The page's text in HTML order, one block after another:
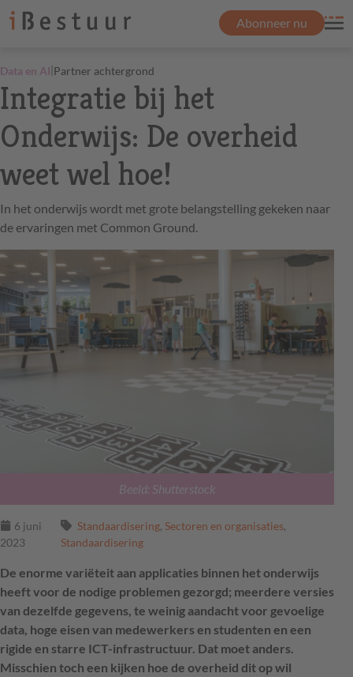
Abonneer nu
Data en AI|Partner achtergrond
Integratie bij het
Onderwijs: De overheid
weet wel hoe!
In het onderwijs wordt met grote belangstelling gekeken naar
de ervaringen met Common Ground.
Beeld: Shutterstock
6 juni
2023
Standaardisering, Sectoren en organisaties,
Standaardisering
De enorme variëteit aan applicaties binnen het onderwijs
heeft voor de nodige problemen gezorgd; meerdere versies
van dezelfde gegevens, te weinig aandacht voor gevoelige
data, hoge eisen van medewerkers en studenten en een
rigide en starre ICT-infrastructuur. Dat moet anders.
Misschien toch een kijken hoe de overheid dit op wil